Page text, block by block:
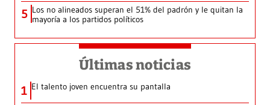
5 Los no alineados superan el 51% del padrón y le quitan la
mayoría a los partidos políticos
Últimas noticias
1 El talento joven encuentra su pantalla​